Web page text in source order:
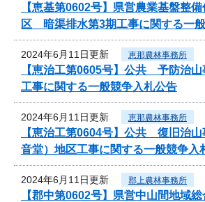
【恵基第0602号】県営農業基盤整
区 暗渠排水第3期工事に関する一
2024年6月11日更新 恵那農林事務所
【恵治工第0605号】公共 予防治
工事に関する一般競争入札公告
2024年6月11日更新 恵那農林事務所
【恵治工第0604号】公共 復旧治
音堂）地区工事に関する一般競争入
2024年6月11日更新 郡上農林事務所
【郡中第0602号】県営中山間地域